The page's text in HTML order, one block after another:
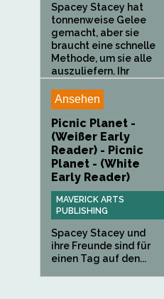
Spacey Stacey hat
tonnenweise Gelee
gemacht, aber sie
braucht eine schnelle
Methode, um sie alle
auszuliefern. Ihr
Ansehen
Picnic Planet -
(Weißer Early
Reader) - Picnic
Planet - (White
Early Reader)
MAVERICK ARTS
PUBLISHING
Spacey Stacey und
ihre Freunde sind für
einen Tag auf den...